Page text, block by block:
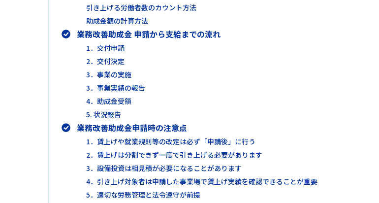
引き上げる労働者数のカウント方法
助成金額の計算方法
業務改善助成金 申請から支給までの流れ
1．交付申請
2．交付決定
3．事業の実施
3．事業実績の報告
4．助成金受領
5. 状況報告
業務改善助成金申請時の注意点
1．賃上げや就業規則等の改定は必ず「申請後」に行う
2．賃上げは分割できず一度で引き上げる必要があります
3．設備投資は相見積が必要になることがあります
4．引き上げ対象者は申請した事業場で賃上げ実績を確認できることが重要
5．適切な労務管理と法令遵守が前提